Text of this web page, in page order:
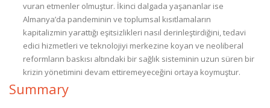
vuran etmenler olmuştur. İkinci dalgada yaşananlar ise
Almanya’da pandeminin ve toplumsal kısıtlamaların
kapitalizmin yarattığı eşitsizlikleri nasıl derinleştirdiğini, tedavi
edici hizmetleri ve teknolojiyi merkezine koyan ve neoliberal
reformların baskısı altındaki bir sağlık sisteminin uzun süren bir
krizin yönetimini devam ettiremeyeceğini ortaya koymuştur.
Summary